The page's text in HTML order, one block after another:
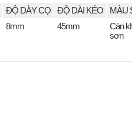
ĐỘ DÀY CỌ ĐỘ DÀI KÉO
MÀU
8mm 45mm
Cán
sơn